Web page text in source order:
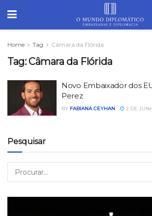
Home Tag Câmara da Flórida
Tag:Câmara da Flórida
Novo Embaixador dos
Perez
BY FABIANA CEYHAN 2 DE
Pesquisar